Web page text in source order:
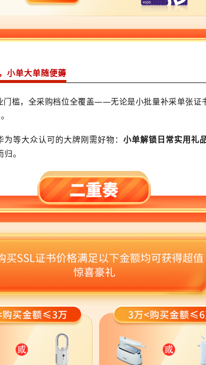
小单大单随便薅
门槛，全采购档位全覆盖——无论是小批量补采单张证
等大众认可的大牌刚需好物：小单解锁日常实用礼
。